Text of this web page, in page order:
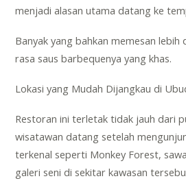
menjadi alasan utama datang ke
Banyak yang bahkan memesan
rasa saus barbequenya yang khas.
Lokasi yang Mudah Dijangkau di
Restoran ini terletak tidak jauh dari
wisatawan datang setelah
terkenal seperti Monkey Forest,
galeri seni di sekitar kawasan